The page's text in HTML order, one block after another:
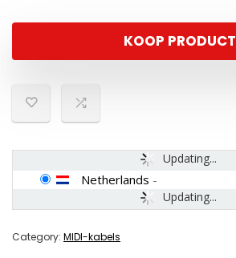
KOOP PRODUCT
Updating...
Updating...
Netherlands -
Category: MIDI-kabels